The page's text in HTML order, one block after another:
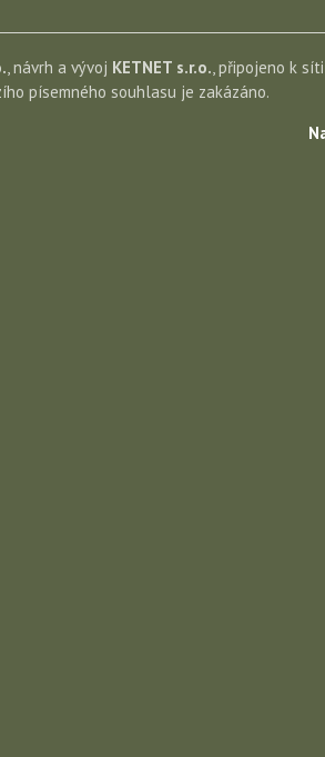
, návrh a vývoj KETNET s.r.o., připojeno k
písemného souhlasu je zakázáno.